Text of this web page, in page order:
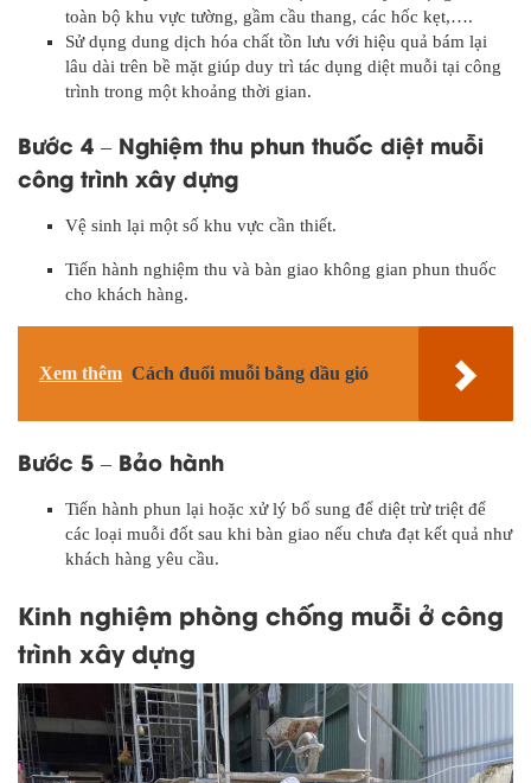
toàn bộ khu vực tường, gầm cầu thang, các hốc kẹt,….
Sử dụng dung dịch hóa chất tồn lưu với hiệu quả bám lại
lâu dài trên bề mặt giúp duy trì tác dụng diệt muỗi tại công
trình trong một khoảng thời gian.
Bước 4 – Nghiệm thu phun thuốc diệt muỗi
công trình xây dựng
Vệ sinh lại một số khu vực cần thiết.
Tiến hành nghiệm thu và bàn giao không gian phun thuốc
cho khách hàng.
Xem thêm Cách đuổi muỗi bằng dầu gió
Bước 5 – Bảo hành
Tiến hành phun lại hoặc xử lý bổ sung để diệt trừ triệt để
các loại muỗi đốt sau khi bàn giao nếu chưa đạt kết quả như
khách hàng yêu cầu.
Kinh nghiệm phòng chống muỗi ở công
trình xây dựng